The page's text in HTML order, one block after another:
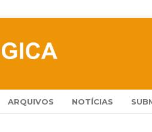
ARQUIVOS NOTÍCIAS